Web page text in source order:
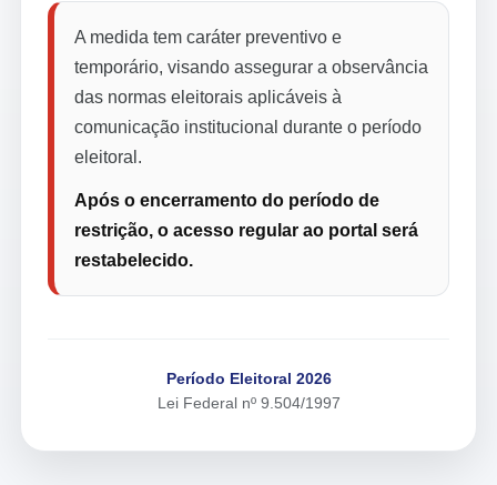
A medida tem caráter preventivo e
temporário, visando assegurar a observância
das normas eleitorais aplicáveis à
comunicação institucional durante o período
eleitoral.
Após o encerramento do período de
restrição, o acesso regular ao portal será
restabelecido.
Período Eleitoral 2026
Lei Federal nº 9.504/1997